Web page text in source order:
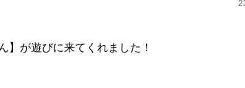
】が遊びに来てくれました！